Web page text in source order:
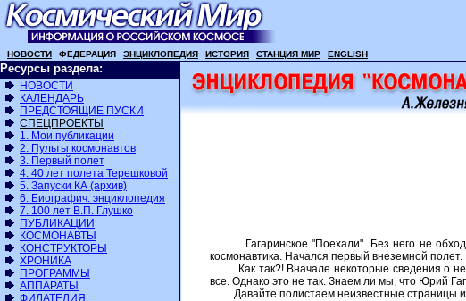
НОВОСТИ ФЕДЕРАЦИЯ ЭНЦИКЛОПЕДИЯ ИСТОРИЯ СТАНЦИЯ МИР ENGLISH
Ресурсы раздела:
НОВОСТИ
КАЛЕНДАРЬ
ПРЕДСТОЯЩИЕ ПУСКИ
СПЕЦПРОЕКТЫ
1. Мои публикации
2. Пульты космонавтов
3. Первый полет
4. 40 лет полета Терешковой
5. Запуски КА (архив)
6. Биографич. энциклопедия
7. 100 лет В.П. Глушко
ПУБЛИКАЦИИ
КОСМОНАВТЫ
КОНСТРУКТОРЫ
ХРОНИКА
ПРОГРАММЫ
АППАРАТЫ
ФИЛАТЕЛИЯ
Гагаринское "Поехали". Без него не
космонавтика. Начался первый внеземной
Как так?! Вначале некоторые сведения о нем
все. Однако это не так. Знаем ли мы, что Юрий
Давайте полистаем неизвестные страницы